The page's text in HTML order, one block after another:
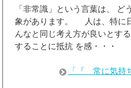
「非常識」という言葉は、
象があります。 人は、特に
んなと同じ考え方が良いとす
することに抵抗 を感・・・
「『 常に気持